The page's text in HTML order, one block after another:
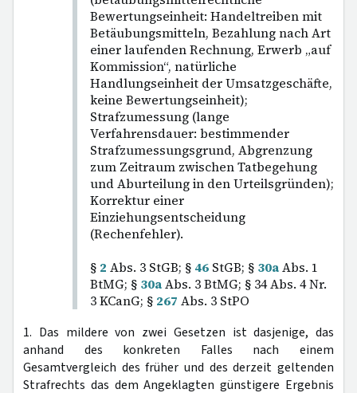
Bewertungseinheit: Handeltreiben mit
Betäubungsmitteln, Bezahlung nach Art
einer laufenden Rechnung, Erwerb „auf
Kommission“, natürliche
Handlungseinheit der Umsatzgeschäfte,
keine Bewertungseinheit);
Strafzumessung (lange
Verfahrensdauer: bestimmender
Strafzumessungsgrund, Abgrenzung
zum Zeitraum zwischen Tatbegehung
und Aburteilung in den Urteilsgründen);
Korrektur einer
Einziehungsentscheidung
(Rechenfehler).
§ 2 Abs. 3 StGB; § 46 StGB; § 30aAbs. 1
BtMG; § 30aAbs. 3 BtMG; § 34 Abs. 4 Nr.
3 KCanG; § 267 Abs. 3 StPO
1. Das mildere von zwei Gesetzen ist dasjenige, das
anhand des konkreten Falles nach einem
Gesamtvergleich des früher und des derzeit geltenden
Strafrechts das dem Angeklagten günstigere Ergebnis